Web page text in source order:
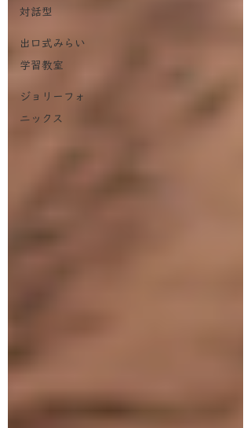
対話型
出口式みらい
学習教室
ジョリーフォ
ニックス